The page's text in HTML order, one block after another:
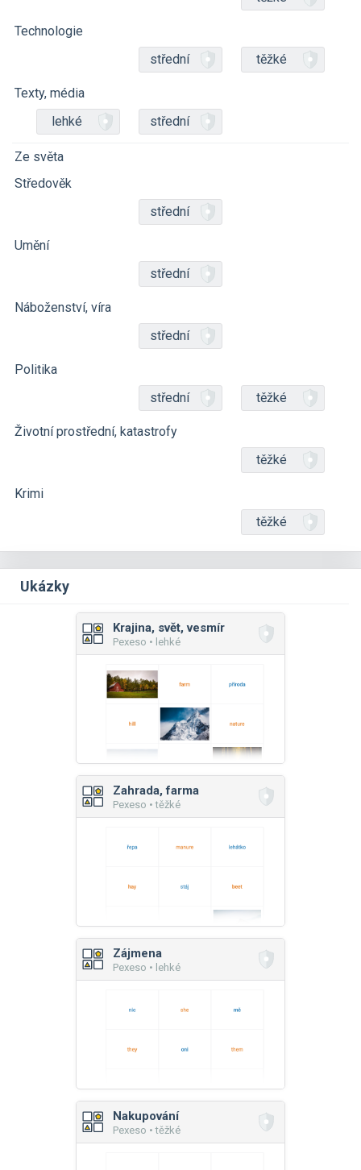
Technologie
střední
těžké
Texty, média
lehké
střední
Ze světa
Středověk
střední
Umění
střední
Náboženství, víra
střední
Politika
střední
těžké
Životní prostřední, katastrofy
těžké
Krimi
těžké
Ukázky
Krajina, svět, vesmír
Pexeso • lehké
Zahrada, farma
Pexeso • těžké
Zájmena
Pexeso • lehké
Nakupování
Pexeso • těžké